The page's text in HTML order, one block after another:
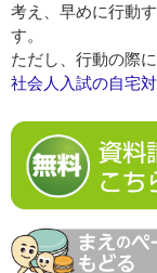
考え、早めに行動
す。
ただし、行動の際
社会人入試の自宅